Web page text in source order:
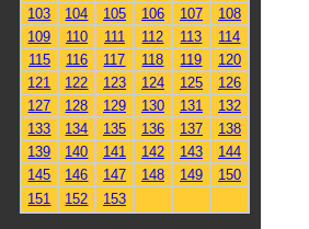
103
104 105 106 107
108
109
110 111 112 113
114
115
116 117 118 119
120
121
122 123 124 125
126
127
128 129 130 131
132
133
134 135 136 137
138
139
140 141 142 143
144
145
146 147 148 149
150
151
152 153